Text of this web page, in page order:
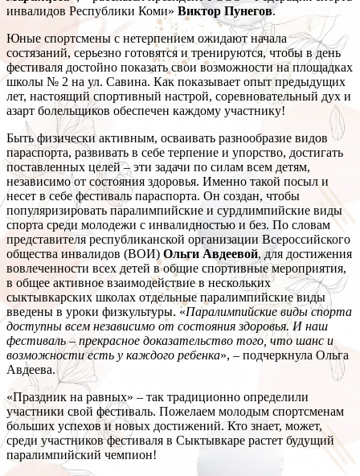
инвалидов Республики Коми» Виктор Пунегов.
Юные спортсмены с нетерпением ожидают начала
состязаний, серьезно готовятся и тренируются, чтобы в день
фестиваля достойно показать свои возможности на площадках
школы № 2 на ул. Савина. Как показывает опыт предыдущих
лет, настоящий спортивный настрой, соревновательный дух и
азарт болельщиков обеспечен каждому участнику!
Быть физически активным, осваивать разнообразие видов
параспорта, развивать в себе терпение и упорство, достигать
поставленных целей – эти задачи по силам всем детям,
независимо от состояния здоровья. Именно такой посыл и
несет в себе фестиваль параспорта. Он создан, чтобы
популяризировать паралимпийские и сурдлимпийские виды
спорта среди молодежи с инвалидностью и без. По словам
представителя республиканской организации Всероссийского
общества инвалидов (ВОИ) Ольги Авдеевой, для достижения
вовлеченности всех детей в общие спортивные мероприятия,
в общее активное взаимодействие в нескольких
сыктывкарских школах отдельные паралимпийские виды
введены в уроки физкультуры. «Паралимпийские виды спорта
доступны всем независимо от состояния здоровья. И наш
фестиваль – прекрасное доказательство того, что шанс и
возможности есть у каждого ребенка», – подчеркнула Ольга
Авдеева.
«Праздник на равных» – так традиционно определили
участники свой фестиваль. Пожелаем молодым спортсменам
больших успехов и новых достижений. Кто знает, может,
среди участников фестиваля в Сыктывкаре растет будущий
паралимпийский чемпион!